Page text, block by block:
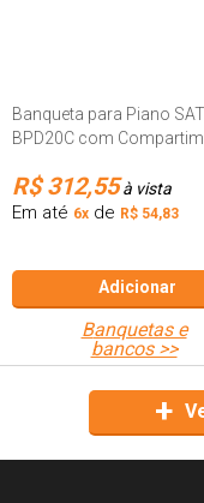
Banqueta para Piano
BPD20C com
R$ 312,55à vista
Em até 6x de R$ 54,83
Adicionar
banquetas e
bancos >>